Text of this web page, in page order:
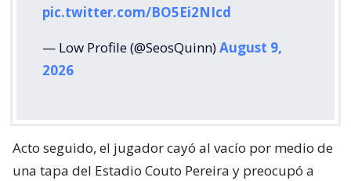
pic.twitter.com/BO5Ei2NIcd
— Low Profile (@SeosQuinn)August 9,
2026
Acto seguido, el jugador cayó al vacío por medio de
una tapa del Estadio Couto Pereira y preocupó a